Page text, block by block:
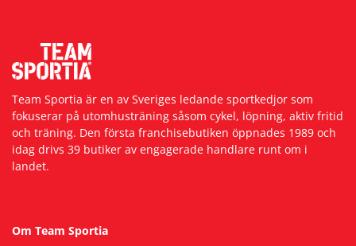
Team Sportia är en av Sveriges ledande sportkedjor som
fokuserar på utomhusträning såsom cykel, löpning, aktiv fritid
och träning. Den första franchisebutiken öppnades 1989 och
idag drivs 39 butiker av engagerade handlare runt om i
landet.
Om Team Sportia